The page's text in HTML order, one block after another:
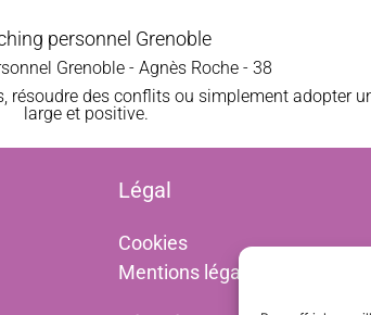
personnel Grenoble
Grenoble - Agnès Roche - 38
résoudre des conflits ou simplement adopter
large et positive.
Légal
Cookies
Mentions légales